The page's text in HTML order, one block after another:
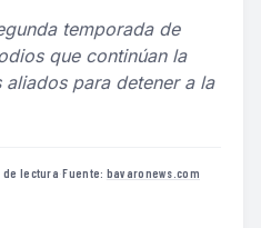
temporada de
que continúan la
para detener a la
de lectura·Fuente: bavaronews.com